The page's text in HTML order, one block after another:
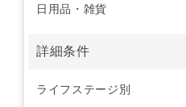
日用品・雑貨
詳細条件
ライフステージ別